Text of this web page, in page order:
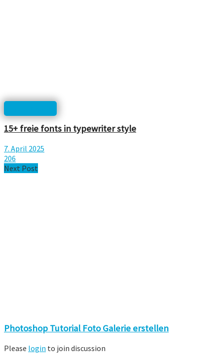
15+ freie fonts in typewriter style
7. April 2025
206
Next Post
Photoshop Tutorial Foto Galerie erstellen
Please login to join discussion